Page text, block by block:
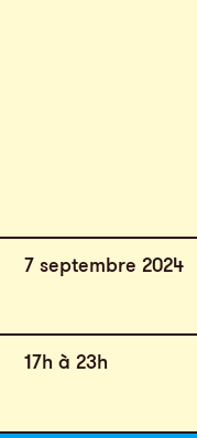
7 septembre 2024
17h à 23h